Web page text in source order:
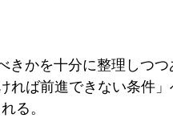
きかを十分に整理しつ
ば前進できない条件」
る。